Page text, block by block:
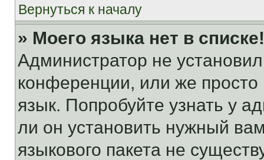
Вернуться к началу
» Моего языка нет в списке!
Администратор не
конференции, или же
язык. Попробуйте узнать у
ли он установить нужный
языкового пакета не